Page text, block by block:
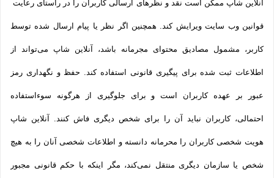
آنلاین شاپ ممکن است نقد و نظرهای ارسالی کاربران را در راستای رعایت
قوانین وب سایت ویرایش کند. همچنین اگر نظر یا پیام ارسال شده توسط
کاربر، مشمول مصادیق محتوای مجرمانه باشد، آنلاین شاپ می‌تواند از
اطلاعات ثبت شده برای پیگیری قانونی استفاده کند. حفظ و نگهداری رمز
عبور بر عهده کاربران است و برای جلوگیری از هرگونه سوءاستفاده
احتمالی، کاربران نباید آن را برای شخص دیگری فاش کنند. آنلاین شاپ
هویت شخصی کاربران را محرمانه دانسته و اطلاعات شخصی آنان را به هیچ
شخص یا سازمان دیگری منتقل نمی‌کند، مگر اینکه با حکم قانونی مجبور